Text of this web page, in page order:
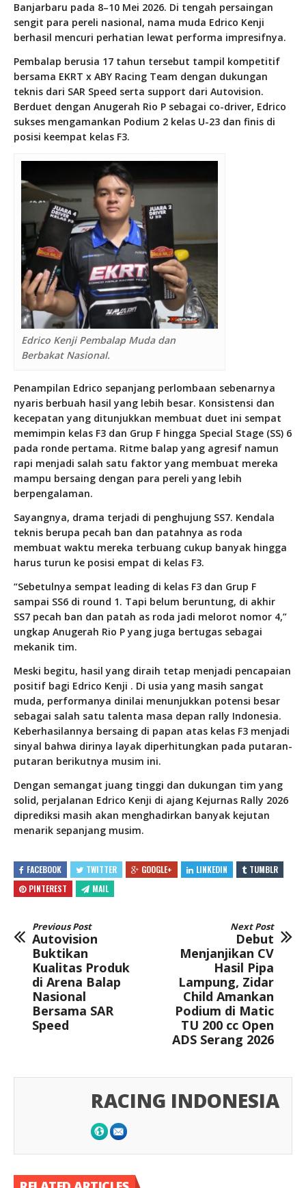
Banjarbaru pada 8–10 Mei 2026. Di tengah persaingan
sengit para pereli nasional, nama muda Edrico Kenji
berhasil mencuri perhatian lewat performa impresifnya.
Pembalap berusia 17 tahun tersebut tampil kompetitif
bersama EKRT x ABY Racing Team dengan dukungan
teknis dari SAR Speed serta support dari Autovision.
Berduet dengan Anugerah Rio P sebagai co-driver, Edrico
sukses mengamankan Podium 2 kelas U-23 dan finis di
posisi keempat kelas F3.
Edrico Kenji Pembalap Muda dan
Berbakat Nasional.
Penampilan Edrico sepanjang perlombaan sebenarnya
nyaris berbuah hasil yang lebih besar. Konsistensi dan
kecepatan yang ditunjukkan membuat duet ini sempat
memimpin kelas F3 dan Grup F hingga Special Stage (SS) 6
pada ronde pertama. Ritme balap yang agresif namun
rapi menjadi salah satu faktor yang membuat mereka
mampu bersaing dengan para pereli yang lebih
berpengalaman.
Sayangnya, drama terjadi di penghujung SS7. Kendala
teknis berupa pecah ban dan patahnya as roda
membuat waktu mereka terbuang cukup banyak hingga
harus turun ke posisi empat di kelas F3.
“Sebetulnya sempat leading di kelas F3 dan Grup F
sampai SS6 di round 1. Tapi belum beruntung, di akhir
SS7 pecah ban dan patah as roda jadi melorot nomor 4,”
ungkap Anugerah Rio Pyang juga bertugas sebagai
mekanik tim.
Meski begitu, hasil yang diraih tetap menjadi pencapaian
positif bagi Edrico Kenji . Di usia yang masih sangat
muda, performanya dinilai menunjukkan potensi besar
sebagai salah satu talenta masa depan rally Indonesia.
Keberhasilannya bersaing di papan atas kelas F3 menjadi
sinyal bahwa dirinya layak diperhitungkan pada putaran-
putaran berikutnya musim ini.
Dengan semangat juang tinggi dan dukungan tim yang
solid, perjalanan Edrico Kenji di ajang Kejurnas Rally 2026
diprediksi masih akan menghadirkan banyak kejutan
menarik sepanjang musim.
FACEBOOK TWITTER GOOGLE+ LINKEDIN
TUMBLR
PINTEREST
MAIL
Previous Post
Autovision
Buktikan
Kualitas Produk
di Arena Balap
Nasional
Bersama SAR
Speed
Next Post
Debut
Menjanjikan CV
Hasil Pipa
Lampung, Zidar
Child Amankan
Podium di Matic
TU 200 cc Open
ADS Serang 2026
RACING INDONESIA